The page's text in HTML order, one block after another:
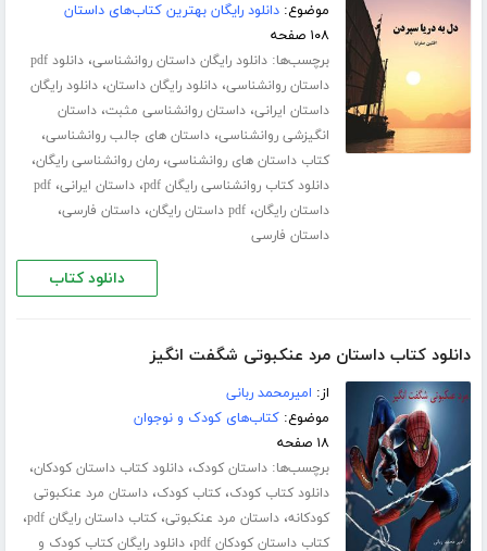
موضوع:دانلود رایگان بهترین کتاب‌های داستان
۱۰۸ صفحه
برچسب‌ها:دانلود رایگان داستان روانشناسی،
دانلود pdf
داستان روانشناسی،دانلود رایگان داستان،دانلود رایگان
داستان ایرانی،داستان روانشناسی مثبت،داستان
انگیزشی روانشناسی،داستان های جالب روانشناسی،
کتاب داستان های روانشناسی،رمان روانشناسی رایگان،
دانلود کتاب روانشناسی رایگان pdf ،داستان ایرانی،pdf
داستان رایگان،pdf داستان رایگان ،داستان فارسی،
داستان فارسی
دانلود کتاب
دانلود کتاب داستان مرد عنکبوتی شگفت انگیز
از: امیرمحمد ربانی
موضوع:کتاب‌های کودک و نوجوان
۱۸ صفحه
برچسب‌ها:داستان کودک،دانلود کتاب داستان کودکان،
دانلود کتاب کودک،کتاب کودک،داستان مرد عنکبوتی
کودکانه،داستان مرد عنکبوتی،کتاب داستان رایگان pdf ،
کتاب داستان کودکان pdf ،دانلود رایگان کتاب کودک و